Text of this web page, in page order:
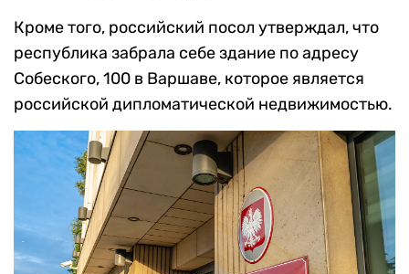
Кроме того, российский посол утверждал, что
республика забрала себе здание по адресу
Собеского, 100 в Варшаве, которое является
российской дипломатической недвижимостью.